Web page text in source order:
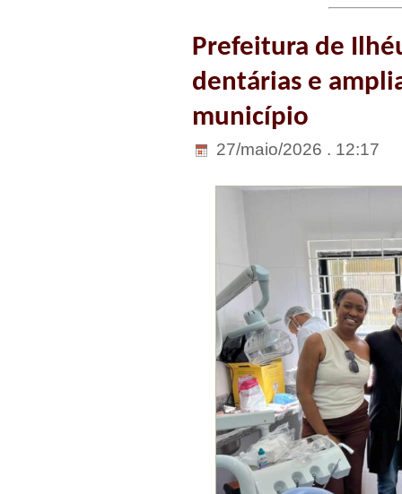
Prefeitura de
dentárias e
município
27/maio/2026 . 12:17